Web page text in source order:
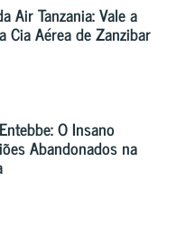
Air Tanzania: Vale a
Cia Aérea de Zanzibar
O Insano
Abandonados na